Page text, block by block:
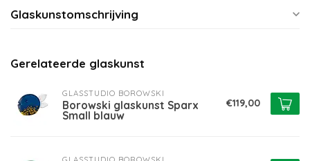
Glaskunstomschrijving
Gerelateerde glaskunst
GLASSTUDIO BOROWSKI
Borowski glaskunst Sparx
Small blauw
€119,00